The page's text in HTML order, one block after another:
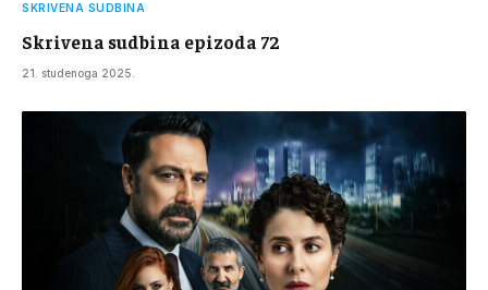
SKRIVENA SUDBINA
Skrivena sudbina epizoda 72
21. studenoga 2025.